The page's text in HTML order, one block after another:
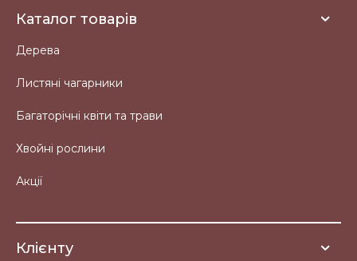
Каталог товарів
Дерева
Листяні чагарники
Багаторічні квіти та трави
Хвойні рослини
Акції
Клієнту